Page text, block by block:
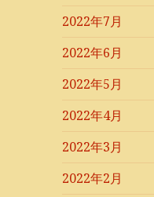
2022年7月
2022年6月
2022年5月
2022年4月
2022年3月
2022年2月